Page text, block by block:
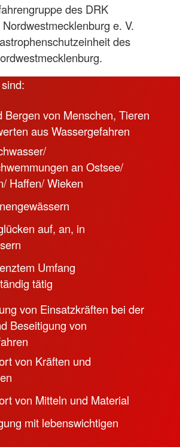
des DRK
e. V.
des
Bergen von Menschen, Tieren
aus Wassergefahren
an Ostsee/
Haffen/ Wieken
auf, an, in
Umfang
tätig
von Einsatzkräften bei der
Beseitigung von
von Kräften und
von Mitteln und Material
mit lebenswichtigen